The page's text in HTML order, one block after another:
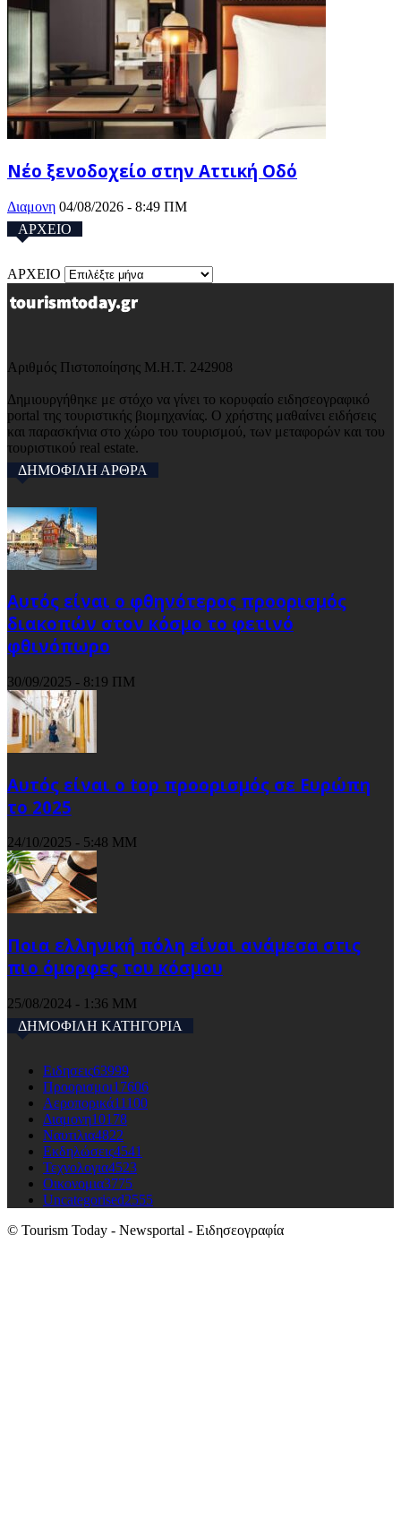
Νέο ξενοδοχείο στην Αττική Οδό
Διαμονη 04/08/2026 - 8:49 ΠΜ
ΑΡΧΕΙΟ
ΑΡΧΕΙΟ
Αριθμός Πιστοποίησης Μ.Η.Τ. 242908
Δημιουργήθηκε με στόχο να γίνει το κορυφαίο ειδησεογραφικό
portal της τουριστικής βιομηχανίας. Ο χρήστης μαθαίνει ειδήσεις
και παρασκήνια στο χώρο του τουρισμού, των μεταφορών και του
τουριστικού real estate.
ΔΗΜΟΦΙΛΗ ΑΡΘΡΑ
Αυτός είναι ο φθηνότερος προορισμός
διακοπών στον κόσμο το φετινό
φθινόπωρο
30/09/2025 - 8:19 ΠΜ
Αυτός είναι ο top προορισμός σε Ευρώπη
το 2025
24/10/2025 - 5:48 ΜΜ
Ποια ελληνική πόλη είναι ανάμεσα στις
πιο όμορφες του κόσμου
25/08/2024 - 1:36 ΜΜ
ΔΗΜΟΦΙΛΗ ΚΑΤΗΓΟΡΙΑ
Ειδησεις63999
Προορισμοι17606
Αεροπορικά11100
Διαμονη10178
Ναυτιλια4822
Εκδηλώσεις4541
Τεχνολογια4523
Οικονομια3775
Uncategorised2555
© Tourism Today - Newsportal - Ειδησεογραφία